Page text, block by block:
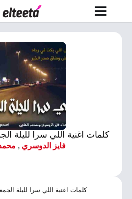
كلمات اغنية اللي سرا لليلة
فايز الدوسري ,
كلمات اغنية اللي سرا لليلة